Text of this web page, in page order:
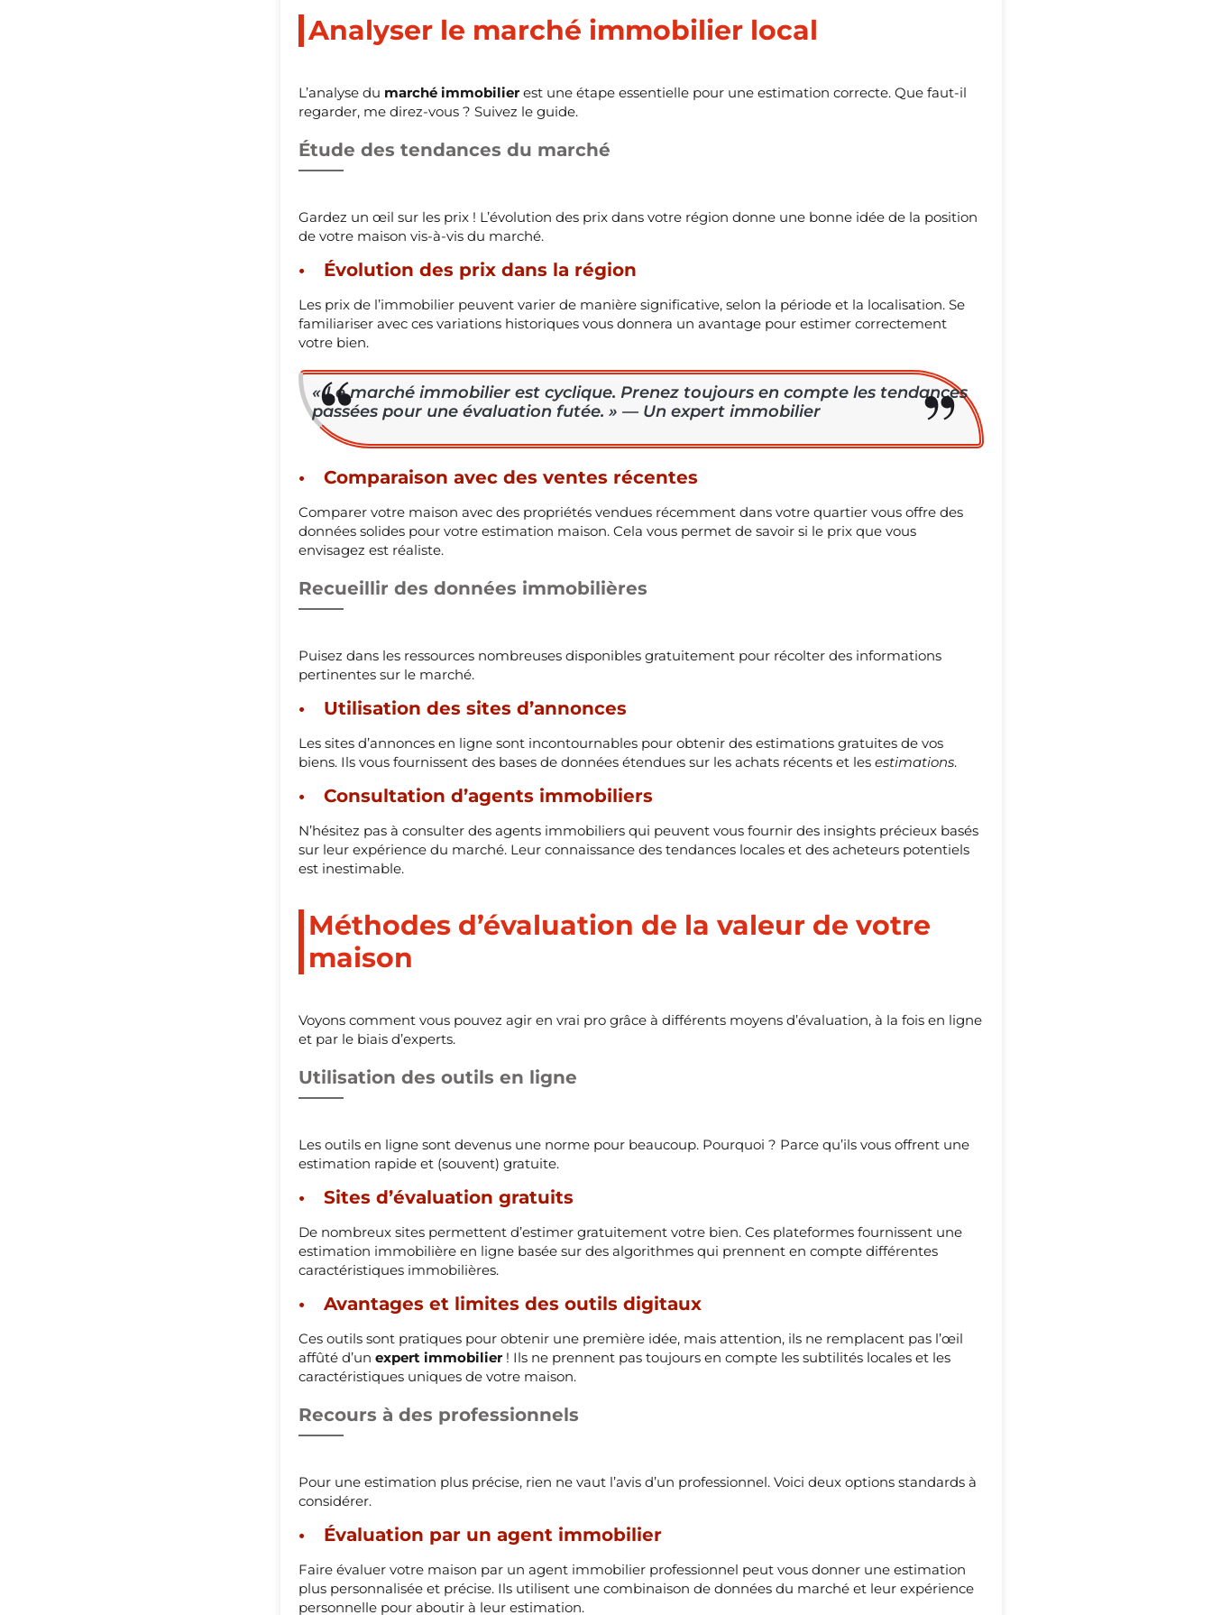
Analyser le marché immobilier local
L’analyse du marché immobilierest une étape essentielle pour une estimation correcte. Que faut-il
regarder, me direz-vous ? Suivez le guide.
Étude des tendances du marché
Gardez un œil sur les prix ! L’évolution des prix dans votre région donne une bonne idée de la position
de votre maison vis-à-vis du marché.
Évolution des prix dans la région
Les prix de l’immobilier peuvent varier de manière significative, selon la période et la localisation. Se
familiariser avec ces variations historiques vous donnera un avantage pour estimer correctement
votre bien.
« Le marché immobilier est cyclique. Prenez toujours en compte les tendances
passées pour une évaluation futée. » — Un expert immobilier
Comparaison avec des ventes récentes
Comparer votre maison avec des propriétés vendues récemment dans votre quartier vous offre des
données solides pour votre estimation maison. Cela vous permet de savoir si le prix que vous
envisagez est réaliste.
Recueillir des données immobilières
Puisez dans les ressources nombreuses disponibles gratuitement pour récolter des informations
pertinentes sur le marché.
Utilisation des sites d’annonces
Les sites d’annonces en ligne sont incontournables pour obtenir des estimations gratuites de vos
biens. Ils vous fournissent des bases de données étendues sur les achats récents et les estimations.
Consultation d’agents immobiliers
N’hésitez pas à consulter des agents immobiliers qui peuvent vous fournir des insights précieux basés
sur leur expérience du marché. Leur connaissance des tendances locales et des acheteurs potentiels
est inestimable.
Méthodes d’évaluation de la valeur de votre
maison
Voyons comment vous pouvez agir en vrai pro grâce à différents moyens d’évaluation, à la fois en ligne
et par le biais d’experts.
Utilisation des outils en ligne
Les outils en ligne sont devenus une norme pour beaucoup. Pourquoi ? Parce qu’ils vous offrent une
estimation rapide et (souvent) gratuite.
Sites d’évaluation gratuits
De nombreux sites permettent d’estimer gratuitement votre bien. Ces plateformes fournissent une
estimation immobilière en ligne basée sur des algorithmes qui prennent en compte différentes
caractéristiques immobilières.
Avantages et limites des outils digitaux
Ces outils sont pratiques pour obtenir une première idée, mais attention, ils ne remplacent pas l’œil
affûté d’un expert immobilier! Ils ne prennent pas toujours en compte les subtilités locales et les
caractéristiques uniques de votre maison.
Recours à des professionnels
Pour une estimation plus précise, rien ne vaut l’avis d’un professionnel. Voici deux options standards à
considérer.
Évaluation par un agent immobilier
Faire évaluer votre maison par un agent immobilier professionnel peut vous donner une estimation
plus personnalisée et précise. Ils utilisent une combinaison de données du marché et leur expérience
personnelle pour aboutir à leur estimation.